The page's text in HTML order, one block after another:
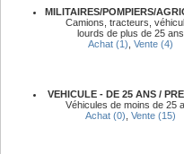
MILITAIRES/POMPIERS/
Camions, tracteurs,
lourds de plus de 25 ans
Achat (1) Vente (4)
VEHICULE - DE 25 ANS /
Véhicules de moins de 25
Achat (0) Vente (15)